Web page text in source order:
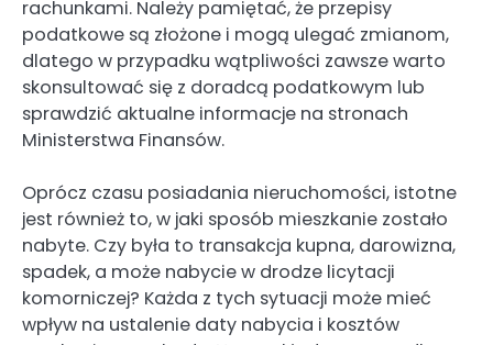
rachunkami. Należy pamiętać, że przepisy
podatkowe są złożone i mogą ulegać zmianom,
dlatego w przypadku wątpliwości zawsze warto
skonsultować się z doradcą podatkowym lub
sprawdzić aktualne informacje na stronach
Ministerstwa Finansów.
Oprócz czasu posiadania nieruchomości, istotne
jest również to, w jaki sposób mieszkanie zostało
nabyte. Czy była to transakcja kupna, darowizna,
spadek, a może nabycie w drodze licytacji
komorniczej? Każda z tych sytuacji może mieć
wpływ na ustalenie daty nabycia i kosztów